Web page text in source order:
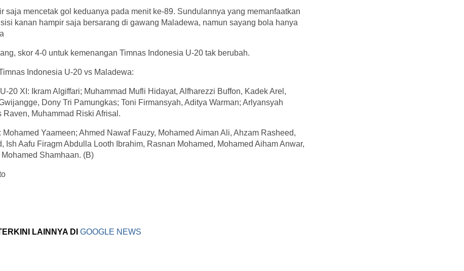
saja mencetak gol keduanya pada menit ke-89. Sundulannya yang memanfaatkan
kanan hampir saja bersarang di gawang Maladewa, namun sayang bola hanya
skor 4-0 untuk kemenangan Timnas Indonesia U-20 tak berubah.
Indonesia U-20 vs Maladewa:
20 XI: Ikram Algiffari; Muhammad Mufli Hidayat, Alfharezzi Buffon, Kadek Arel,
Dony Tri Pamungkas; Toni Firmansyah, Aditya Warman; Arlyansyah
Raven, Muhammad Riski Afrisal.
Mohamed Yaameen; Ahmed Nawaf Fauzy, Mohamed Aiman Ali, Ahzam Rasheed,
Ish Aafu Firagm Abdulla Looth Ibrahim, Rasnan Mohamed, Mohamed Aiham Anwar,
Shamhaan. (B)
LAINNYA DI GOOGLE NEWS